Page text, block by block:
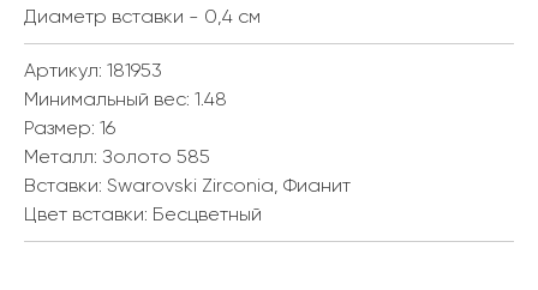
Диаметр вставки - 0,4 см
Артикул: 181953
Минимальный вес: 1.48
Размер: 16
Металл: Золото 585
Вставки: Swarovski Zirconia, Фианит
Цвет вставки: Бесцветный